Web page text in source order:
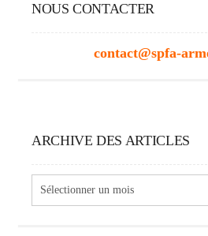
NOUS CONTACTER
contact@spfa-
ARCHIVE DES ARTICLES
des